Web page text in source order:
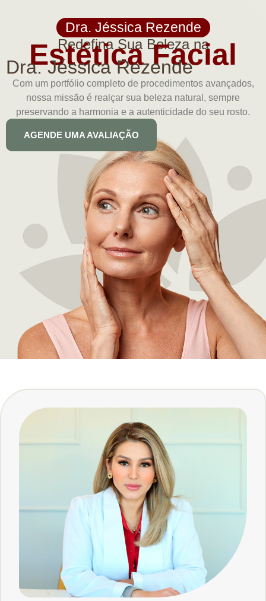
Dra. Jéssica Rezende
Redefina Sua Beleza na
Estética Facial
Dra. Jéssica Rezende
Com um portfólio completo de procedimentos avançados,
nossa missão é realçar sua beleza natural, sempre
preservando a harmonia e a autenticidade do seu rosto.
AGENDE UMA AVALIAÇÃO